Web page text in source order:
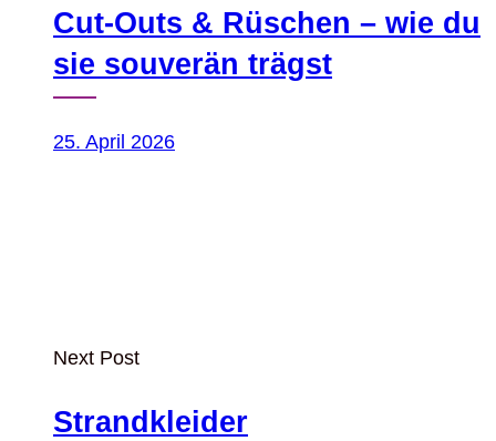
Cut‑Outs & Rüschen – wie du
sie souverän trägst
25. April 2026
Next Post
Strandkleider